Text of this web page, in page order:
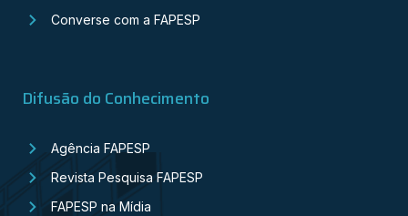
Converse com a FAPESP
Difusão do Conhecimento
Agência FAPESP
Revista Pesquisa FAPESP
FAPESP na Mídia